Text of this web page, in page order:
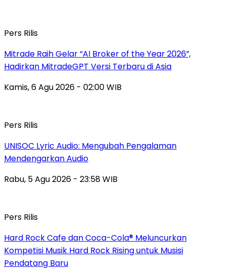
Pers Rilis
Mitrade Raih Gelar “AI Broker of the Year 2026”,
Hadirkan MitradeGPT Versi Terbaru di Asia
Kamis, 6 Agu 2026 - 02:00 WIB
Pers Rilis
UNISOC Lyric Audio: Mengubah Pengalaman
Mendengarkan Audio
Rabu, 5 Agu 2026 - 23:58 WIB
Pers Rilis
Hard Rock Cafe dan Coca-Cola® Meluncurkan
Kompetisi Musik Hard Rock Rising untuk Musisi
Pendatang Baru